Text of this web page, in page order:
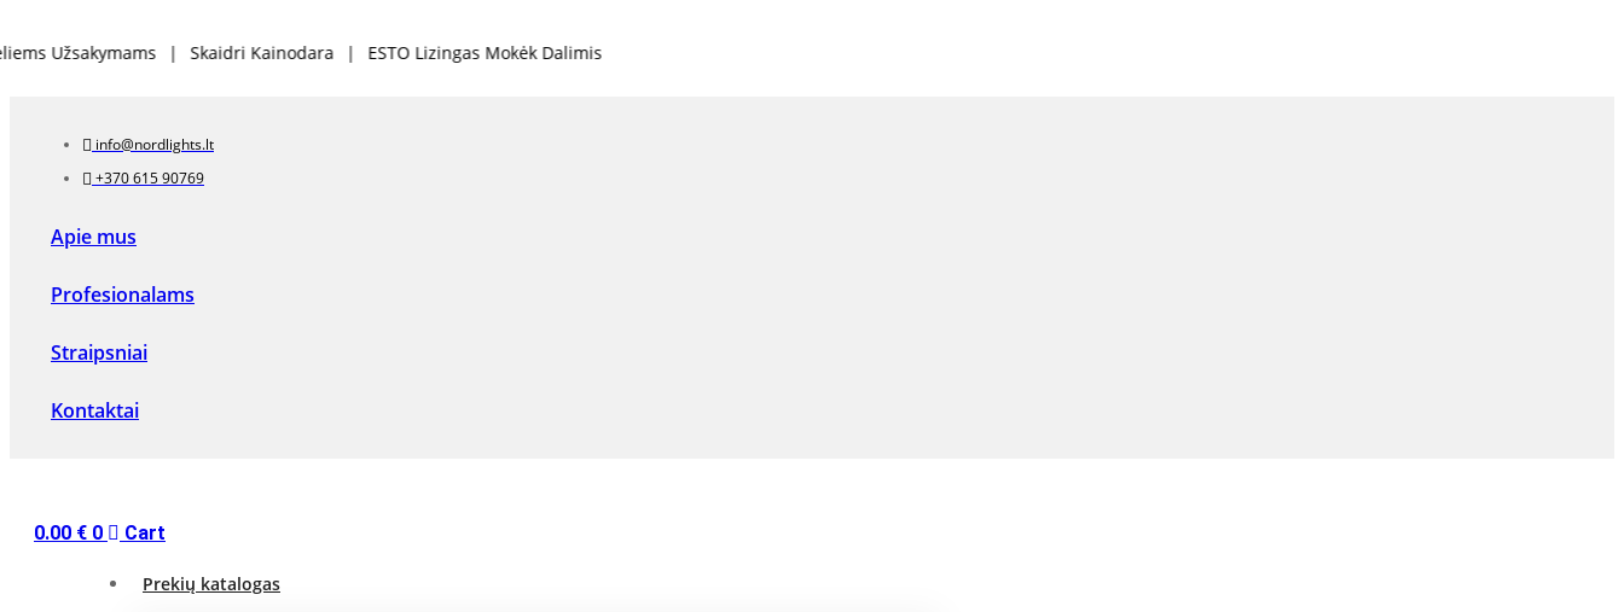
| Skaidri Kainodara | ESTO Lizingas Mokėk Dalimis
info@nordlights.lt
+370 615 90769
Apie mus
Profesionalams
Straipsniai
Kontaktai
0.00 € 0 Cart
Prekių katalogas